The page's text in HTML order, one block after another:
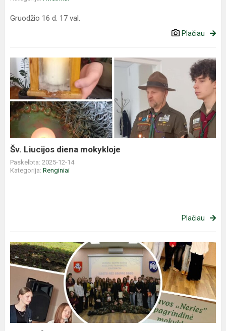
Gruodžio 16 d. 17 val.
Plačiau
Liucijos
diena
mokykloje
Šv. Liucijos diena mokykloje
Paskelbta: 2025-12-14
Kategorija: Renginiai
Plačiau
„Neries“
savanorių
mokinių
patirtis
konferencijoje
„Kartu
m...